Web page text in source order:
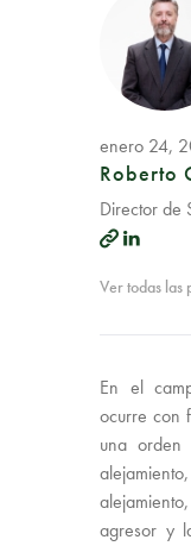
enero 24,
Roberto
Director de
Ver todas las
En el
ocurre con
una
agresor y